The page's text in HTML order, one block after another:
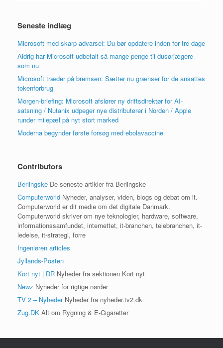
Seneste indlæg
Microsoft med skarp advarsel: Du bør opdatere inden for tre dage
Aldrig har Microsoft udbetalt så mange penge til dusørjægere
som nu
Microsoft træder på bremsen: Sætter nu grænser for de ansattes
tokenforbrug
Morgen-briefing: Microsoft afslører ny driftsdirektør for AI-
satsning / Nutanix udpeger nye distributører i Norden / Apple
runder milepæl på nyt stort marked
Moderna begynder første forsøg med ebolavaccine
Contributors
Berlingske De seneste artikler fra Berlingske
Computerworld Nyheder, analyser, viden, blogs og debat om it.
Computerworld er dit medie om det digitale Danmark.
Computerworld skriver om nye teknologier, hardware, software,
informationssamfundet, internettet, it-branchen, telebranchen, it-
ledelse, it-strategi, forre
Ingeniøren articles
Jyllands-Posten
Kort nyt | DR Nyheder fra sektionen Kort nyt
Newz Nyheder for rigtige nørder
TV 2 – NyhederNyheder fra nyheder.tv2.dk
Zug.DK Alt om Rygning & E-Cigaretter